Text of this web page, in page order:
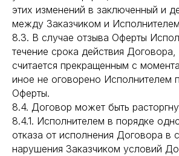
этих изменений в заключенный и
между Заказчиком и
8.3. В случае отзыва Оферты
течение срока действия
считается прекращенным с
иное не оговорено Исполнителем
Оферты.
8.4. Договор может быть
8.4.1. Исполнителем в порядке
отказа от исполнения Договора в
нарушения Заказчиком условий